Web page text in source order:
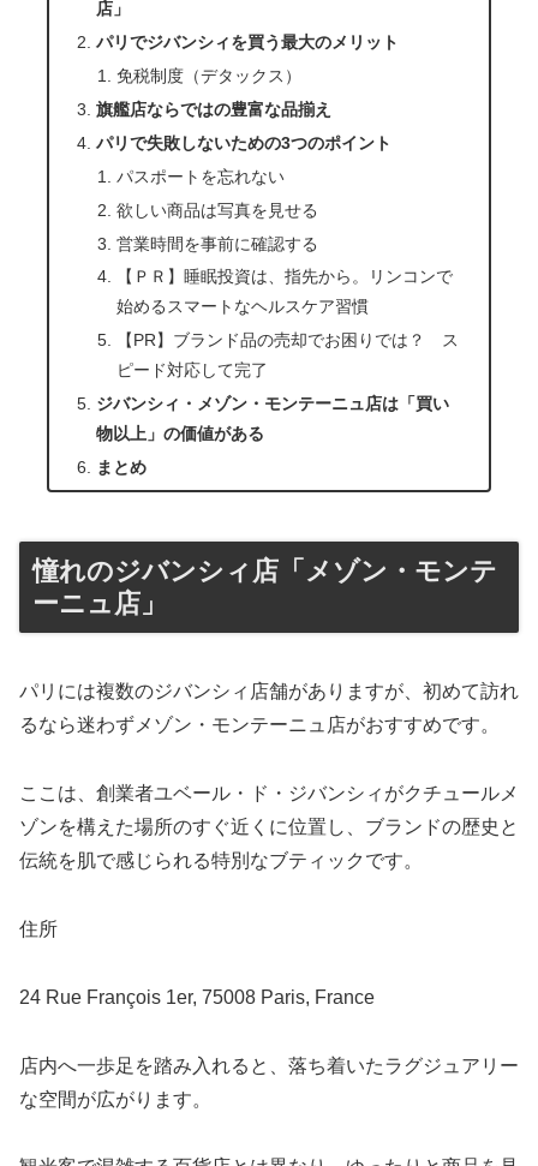
店」
パリでジバンシィを買う最大のメリット
免税制度（デタックス）
旗艦店ならではの豊富な品揃え
パリで失敗しないための3つのポイント
パスポートを忘れない
欲しい商品は写真を見せる
営業時間を事前に確認する
【ＰＲ】睡眠投資は、指先から。リンコンで
始めるスマートなヘルスケア習慣
【PR】ブランド品の売却でお困りでは？ ス
ピード対応して完了
ジバンシィ・メゾン・モンテーニュ店は「買い
物以上」の価値がある
まとめ
憧れのジバンシィ店「メゾン・モンテ
ーニュ店」
パリには複数のジバンシィ店舗がありますが、初めて訪れ
るなら迷わずメゾン・モンテーニュ店がおすすめです。
ここは、創業者ユベール・ド・ジバンシィがクチュールメ
ゾンを構えた場所のすぐ近くに位置し、ブランドの歴史と
伝統を肌で感じられる特別なブティックです。
住所
24 Rue François 1er, 75008 Paris, France
店内へ一歩足を踏み入れると、落ち着いたラグジュアリー
な空間が広がります。